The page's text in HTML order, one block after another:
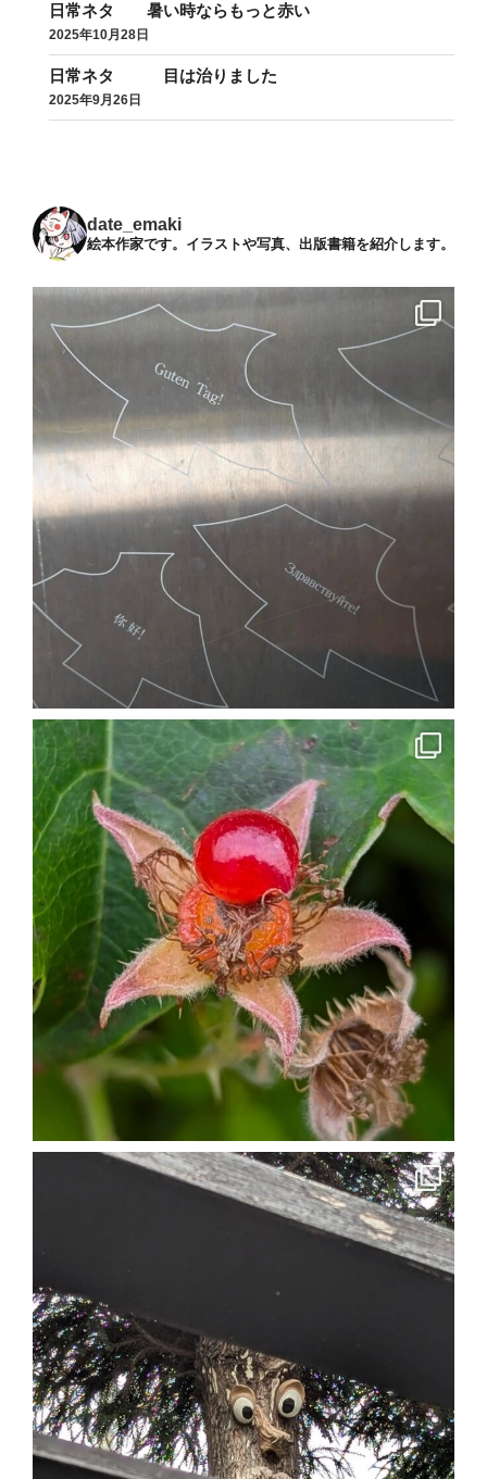
日常ネタ 暑い時ならもっと赤い
2025年10月28日
日常ネタ 目は治りました
2025年9月26日
date_emaki
絵本作家です。イラストや写真、出版書籍を紹介します。